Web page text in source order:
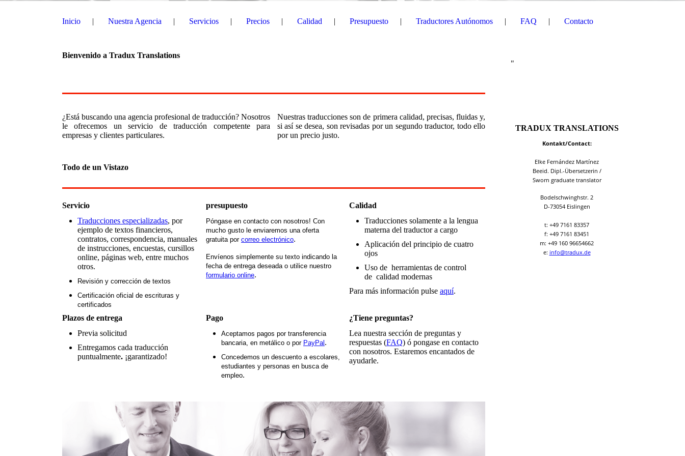
Inicio Nuestra Agencia Servicios Precios Calidad Presupuesto Traductores Autónomos FAQ Contacto
Bienvenido a Tradux Translations
¿Está buscando una agencia profesional de traducción? Nosotros
le ofrecemos un servicio de traducción competente para
empresas y clientes particulares.
Nuestras traducciones son de primera calidad, precisas, fluidas y,
si así se desea, son revisadas por un segundo traductor, todo ello
por un precio justo.
Todo de un Vistazo
Servicio
Traducciones especializadas, por
ejemplo de textos financieros,
contratos, correspondencia, manuales
de instrucciones, encuestas, cursillos
online, páginas web, entre muchos
otros.
Revisión y corrección de textos
Certificación oficial de escrituras y
certificados
presupuesto
Póngase en contacto con nosotros! Con
mucho gusto le enviaremos una oferta
gratuita por correo electrónico.
Envíenos simplemente su texto indicando la
fecha de entrega deseada o utilice nuestro
formulario online.
Calidad
Traducciones solamente a la lengua
materna del traductor a cargo
Aplicación del principio de cuatro
ojos
Uso de herramientas de control
de calidad modernas
Para más información pulse aquí.
Plazos de entrega
Previa solicitud
Entregamos cada traducción
puntualmente. ¡garantizado!
Pago
Aceptamos pagos por transferencia
bancaria, en metálico o por PayPal.
Concedemos un descuento a escolares,
estudiantes y personas en busca de
empleo.
¿Tiene preguntas?
Lea nuestra sección de preguntas y
respuestas (FAQ) ó pongase en contacto
con nosotros. Estaremos encantados de
ayudarle.
"
TRADUX TRANSLATIONS
Kontakt/Contact:
Elke Fernández Martínez
Beeid. Dipl.-Übersetzerin /
Sworn graduate translator
Bodelschwinghstr. 2
D-73054 Eislingen
t: +49 7161 83357
f: +49 7161 83451
m: +49 160 96654662
e: info@tradux.de